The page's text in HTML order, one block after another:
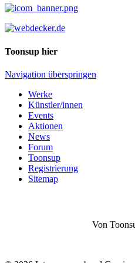
Toonsup hier
Navigation überspringen
Werke
Künstler/innen
Events
Aktionen
News
Forum
Toonsup
Registrierung
Sitemap
Von